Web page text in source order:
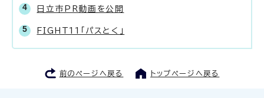
日立市PR動画を公開
FIGHT11「パスとく」
前のページへ戻る トップページへ戻る